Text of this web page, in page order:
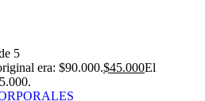
5
era: $90.000.$45.000El